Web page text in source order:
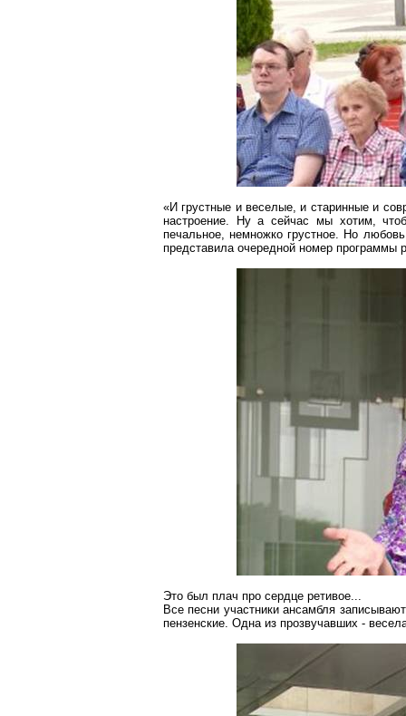
«И грустные и веселые, и старинные и
настроение. Ну а сейчас мы хотим,
печальное, немножко грустное. Но
представила очередной номер программы
Это был плач про сердце ретивое...
Все песни участники ансамбля
пензенские. Одна из прозвучавших -